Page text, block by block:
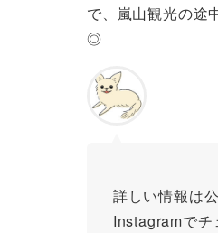
で、嵐山観光の途
◎
詳しい情報は
Instagramで